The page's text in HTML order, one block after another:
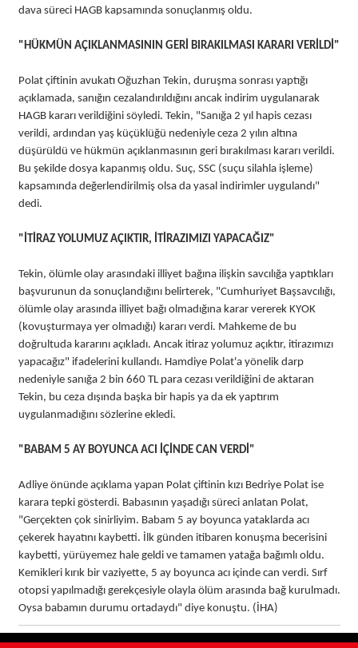
dava süreci HAGB kapsamında sonuçlanmış oldu.
"HÜKMÜN AÇIKLANMASININ GERİ BIRAKILMASI KARARI VERİLDİ"
Polat çiftinin avukatı Oğuzhan Tekin, duruşma sonrası yaptığı
açıklamada, sanığın cezalandırıldığını ancak indirim uygulanarak
HAGB kararı verildiğini söyledi. Tekin, "Sanığa 2 yıl hapis cezası
verildi, ardından yaş küçüklüğü nedeniyle ceza 2 yılın altına
düşürüldü ve hükmün açıklanmasının geri bırakılması kararı verildi.
Bu şekilde dosya kapanmış oldu. Suç, SSC (suçu silahla işleme)
kapsamında değerlendirilmiş olsa da yasal indirimler uygulandı"
dedi.
"İTİRAZ YOLUMUZ AÇIKTIR, İTİRAZIMIZI YAPACAĞIZ"
Tekin, ölümle olay arasındaki illiyet bağına ilişkin savcılığa yaptıkları
başvurunun da sonuçlandığını belirterek, "Cumhuriyet Başsavcılığı,
ölümle olay arasında illiyet bağı olmadığına karar vererek KYOK
(kovuşturmaya yer olmadığı) kararı verdi. Mahkeme de bu
doğrultuda kararını açıkladı. Ancak itiraz yolumuz açıktır, itirazımızı
yapacağız" ifadelerini kullandı. Hamdiye Polat'a yönelik darp
nedeniyle sanığa 2 bin 660 TL para cezası verildiğini de aktaran
Tekin, bu ceza dışında başka bir hapis ya da ek yaptırım
uygulanmadığını sözlerine ekledi.
"BABAM 5 AY BOYUNCA ACI İÇİNDE CAN VERDİ"
Adliye önünde açıklama yapan Polat çiftinin kızı Bedriye Polat ise
karara tepki gösterdi. Babasının yaşadığı süreci anlatan Polat,
"Gerçekten çok sinirliyim. Babam 5 ay boyunca yataklarda acı
çekerek hayatını kaybetti. İlk günden itibaren konuşma becerisini
kaybetti, yürüyemez hale geldi ve tamamen yatağa bağımlı oldu.
Kemikleri kırık bir vaziyette, 5 ay boyunca acı içinde can verdi. Sırf
otopsi yapılmadığı gerekçesiyle olayla ölüm arasında bağ kurulmadı.
Oysa babamın durumu ortadaydı" diye konuştu. (İHA)